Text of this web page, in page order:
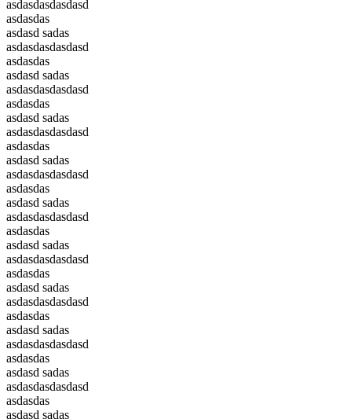
asdasdasdasdasd
asdasdas
asdasd sadas
asdasdasdasdasd
asdasdas
asdasd sadas
asdasdasdasdasd
asdasdas
asdasd sadas
asdasdasdasdasd
asdasdas
asdasd sadas
asdasdasdasdasd
asdasdas
asdasd sadas
asdasdasdasdasd
asdasdas
asdasd sadas
asdasdasdasdasd
asdasdas
asdasd sadas
asdasdasdasdasd
asdasdas
asdasd sadas
asdasdasdasdasd
asdasdas
asdasd sadas
asdasdasdasdasd
asdasdas
asdasd sadas